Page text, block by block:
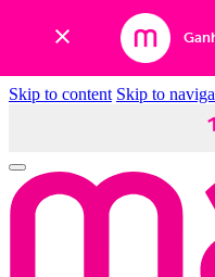
Skip to content Skip to